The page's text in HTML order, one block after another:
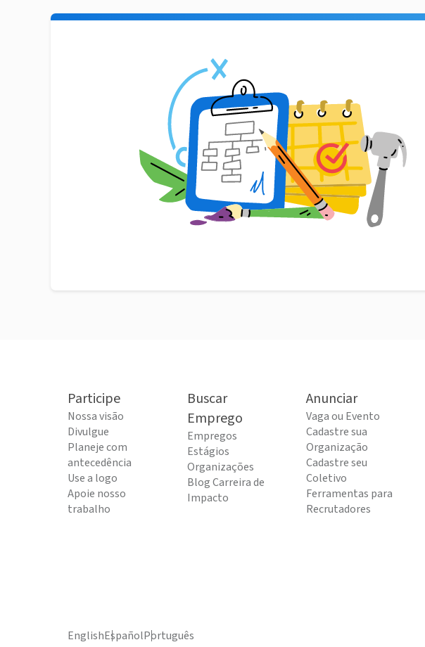
Participe
Nossa visão
Divulgue
Planeje com
antecedência
Use a logo
Apoie nosso
trabalho
Buscar
Emprego
Empregos
Estágios
Organizações
Blog Carreira de
Impacto
Anunciar
Vaga ou Evento
Cadastre sua
Organização
Cadastre seu
Coletivo
Ferramentas para
Recrutadores
EnglishEspañolPortuguês